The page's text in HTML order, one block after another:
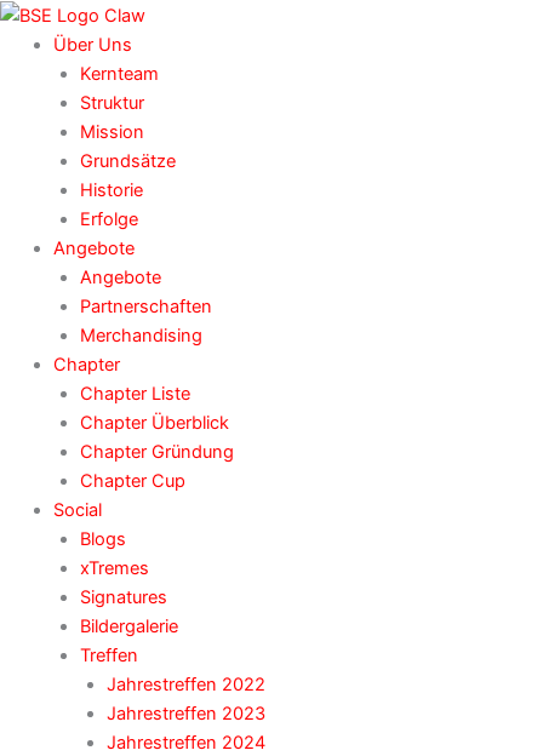
Zum
Inhalt
springen
Über Uns
Kernteam
Struktur
Mission
Grundsätze
Historie
Erfolge
Angebote
Angebote
Partnerschaften
Merchandising
Chapter
Chapter Liste
Chapter Überblick
Chapter Gründung
Chapter Cup
Social
Blogs
xTremes
Signatures
Bildergalerie
Treffen
Jahrestreffen 2022
Jahrestreffen 2023
Jahrestreffen 2024
Consent
elementor
Consent
wordpress
Consent
polylang
Consent
Consent
youtube
Consent
sonstiges